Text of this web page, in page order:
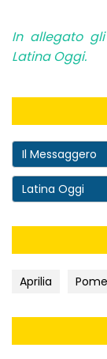
In allegato
Latina Oggi.
Il Messaggero
Latina Oggi
Aprilia